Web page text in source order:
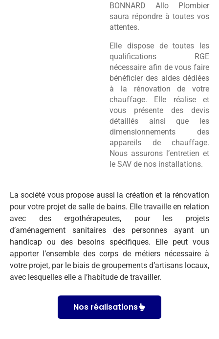
BONNARD Allo Plombier
saura répondre à toutes vos
attentes.
Elle dispose de toutes les
qualifications RGE
nécessaire afin de vous faire
bénéficier des aides dédiées
à la rénovation de votre
chauffage. Elle réalise et
vous présente des devis
détaillés ainsi que les
dimensionnements des
appareils de chauffage.
Nous assurons l’entretien et
le SAV de nos installations.
La société vous propose aussi la création et la rénovation
pour votre projet de salle de bains. Elle travaille en relation
avec des ergothérapeutes, pour les projets
d’aménagement sanitaires des personnes ayant un
handicap ou des besoins spécifiques. Elle peut vous
apporter l’ensemble des corps de métiers nécessaire à
votre projet, par le biais de groupements d’artisans locaux,
avec lesquelles elle a l’habitude de travailler.
Nos réalisations